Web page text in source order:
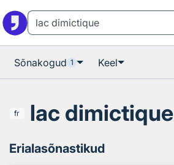
Sõnakogud 1 Keel
fr lac dimictique
Erialasõnastikud